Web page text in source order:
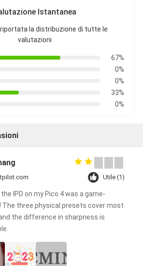
Istantanea
riportata la distribuzione di tutte le
valutazioni
67%
0%
0%
33%
0%
Utile (1)
IPD on my Pico 4 was a game-
The three physical presets cover most
the difference in sharpness is